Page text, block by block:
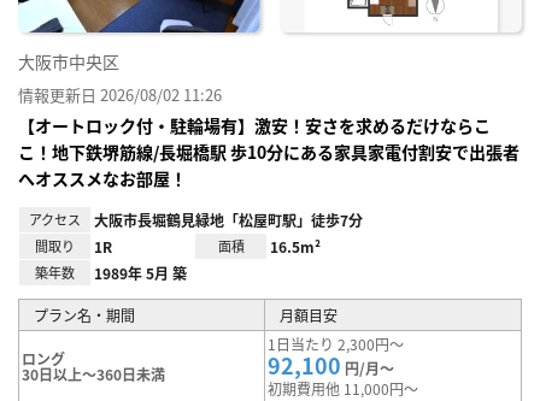
大阪市中央区
情報更新日 2026/08/02 11:26
【オートロック付・駐輪場有】激安！安さを求めるだけならこ
こ！地下鉄堺筋線/長堀橋駅 歩10分にある家具家電付割安で出張者
へオススメなお部屋！
アクセス 大阪市長堀鶴見緑地「松屋町駅」徒歩7分
間取り 1R 面積 16.5m²
築年数 1989年 5月 築
プラン名・期間 月額目安
ロング
30日以上～360日未満
1日当たり 2,300円～
92,100 円/月～
初期費用他 11,000円～